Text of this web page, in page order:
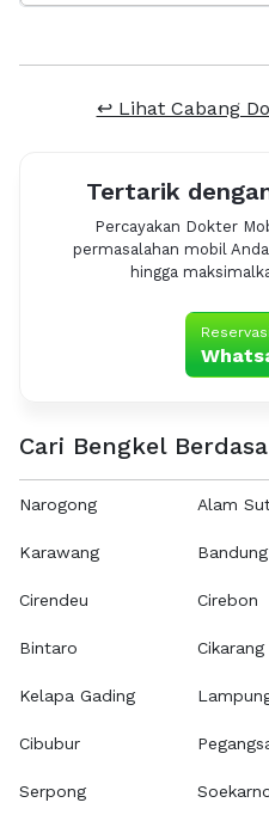
↩ Lihat Cabang
Tertarik
Percayakan Dokter
permasalahan mobil
hingga
Cari Bengkel
Narogong
Karawang
Cirendeu
Bintaro
Kelapa Gading
Cibubur
Serpong
Alam
Bandung
Cirebon
Cikarang